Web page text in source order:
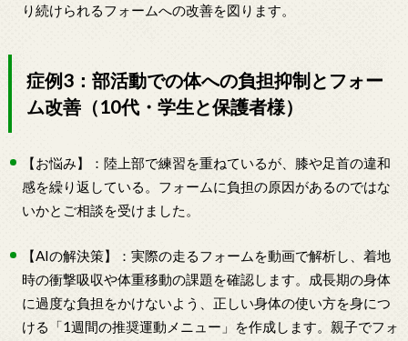
り続けられるフォームへの改善を図ります。
症例3：部活動での体への負担抑制とフォー
ム改善（10代・学生と保護者様）
【お悩み】：陸上部で練習を重ねているが、膝や足首の違和
感を繰り返している。フォームに負担の原因があるのではな
いかとご相談を受けました。
【AIの解決策】：実際の走るフォームを動画で解析し、着地
時の衝撃吸収や体重移動の課題を確認します。成長期の身体
に過度な負担をかけないよう、正しい身体の使い方を身につ
ける「1週間の推奨運動メニュー」を作成します。親子でフォ